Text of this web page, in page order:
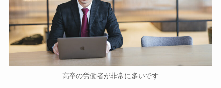
高卒の労働者が非常に多いです